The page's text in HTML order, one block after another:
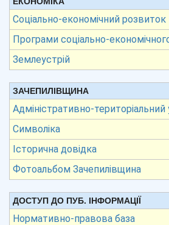
Соціально-економічний розвиток
Програми соціально-
Землеустрій
ЗАЧЕПИЛІВЩИНА
Адміністративно-територіальний
Символіка
Історична довідка
Фотоальбом Зачепилівщина
ДОСТУП ДО ПУБ. ІНФОРМАЦІЇ
Нормативно-правова база